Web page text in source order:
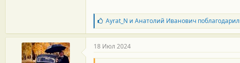
Б
л
а
г
о
д
Ayrat_N и Анатолий Иванович
18 Июл 2024